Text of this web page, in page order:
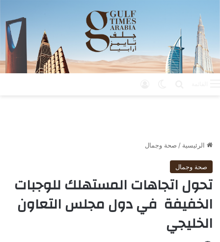
الرئيسية / صحة وجمال
صحة وجمال
تحول اتجاهات المستهلك للوجبات
الخفيفة في دول مجلس التعاون
الخليجي